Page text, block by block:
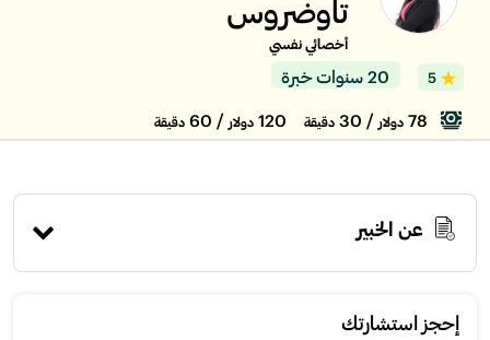
تاوضروس
أخصائي نفسي
5 20 سنوات خبرة
78 دولار / 30 دقيقة دولار / 60 دقيقة
عن الخبير
إحجز استشارتك